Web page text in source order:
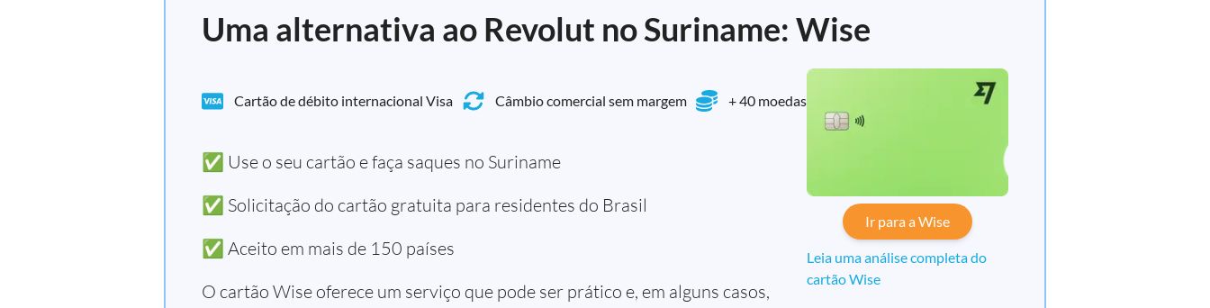
Uma alternativa ao Revolut no Suriname: Wise
Cartão de débito internacional Visa Câmbio comercial sem margem + 40 moedas
✅ Use o seu cartão e faça saques no Suriname
✅ Solicitação do cartão gratuita para residentes do Brasil
✅ Aceito em mais de 150 países
O cartão Wise oferece um serviço que pode ser prático e, em alguns casos,
Ir para a Wise
Leia uma análise completa do
cartão Wise